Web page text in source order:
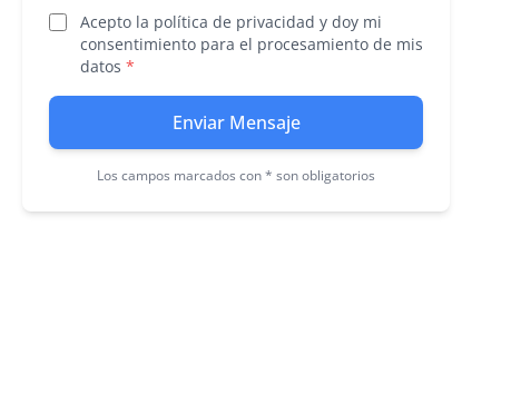
Acepto la política de privacidad y doy mi
consentimiento para el procesamiento de mis
datos *
Enviar Mensaje
Los campos marcados con * son obligatorios